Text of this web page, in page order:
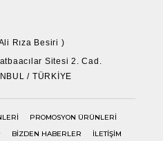
Rıza Besiri )
Sitesi 2. Cad.
/ TÜRKİYE
PROMOSYON ÜRÜNLERİ
BİZDEN HABERLER İLETİŞİM